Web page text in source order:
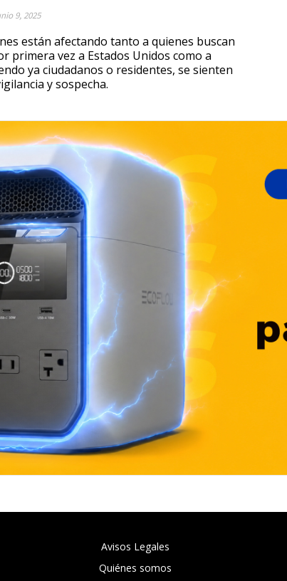
9, 2025
están afectando tanto a quienes buscan
primera vez a Estados Unidos como a
ya ciudadanos o residentes, se sienten
y sospecha.
Avisos Legales
Quiénes somos